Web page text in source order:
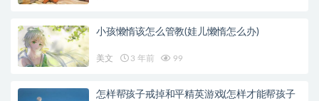
小孩懒惰该怎么管教(娃儿懒惰怎么办)
美文 3 年前 99
怎样帮孩子戒掉和平精英游戏(怎样才能帮孩子